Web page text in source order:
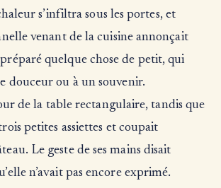
s’infiltra sous les portes, et
venant de la cuisine annonçait
quelque chose de petit, qui
douceur ou à un souvenir.
de la table rectangulaire, tandis que
petites assiettes et coupait
Le geste de ses mains disait
n’avait pas encore exprimé.